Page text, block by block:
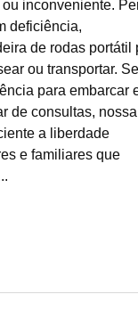
inconveniente.
deficiência,
de rodas portátil
ou transportar. Se
para embarcar
de consultas, nossa
a liberdade
e familiares que